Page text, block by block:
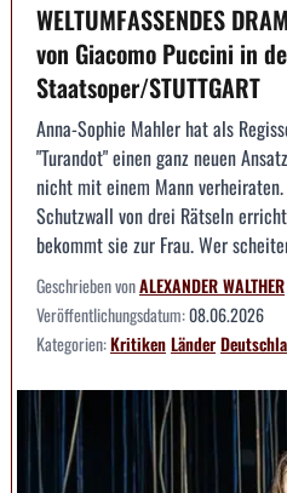
WELTUMFASSENDES
von Giacomo Puccini in
Staatsoper/STUTTGART
Anna-Sophie Mahler hat als
"Turandot" einen ganz neuen
nicht mit einem Mann
Schutzwall von drei Rätseln
bekommt sie zur Frau. Wer
Geschrieben vonALEXANDER WALTHER
Veröffentlichungsdatum:08.06.2026
Kategorien:KritikenLänder